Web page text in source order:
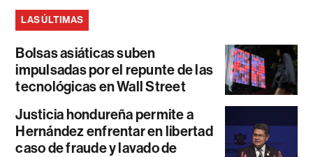
LAS ÚLTIMAS
Bolsas asiáticas suben
impulsadas por el repunte de las
tecnológicas en Wall Street
Justicia hondureña permite a
Hernández enfrentar en libertad
caso de fraude y lavado de